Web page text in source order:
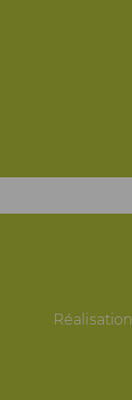
Réalisation